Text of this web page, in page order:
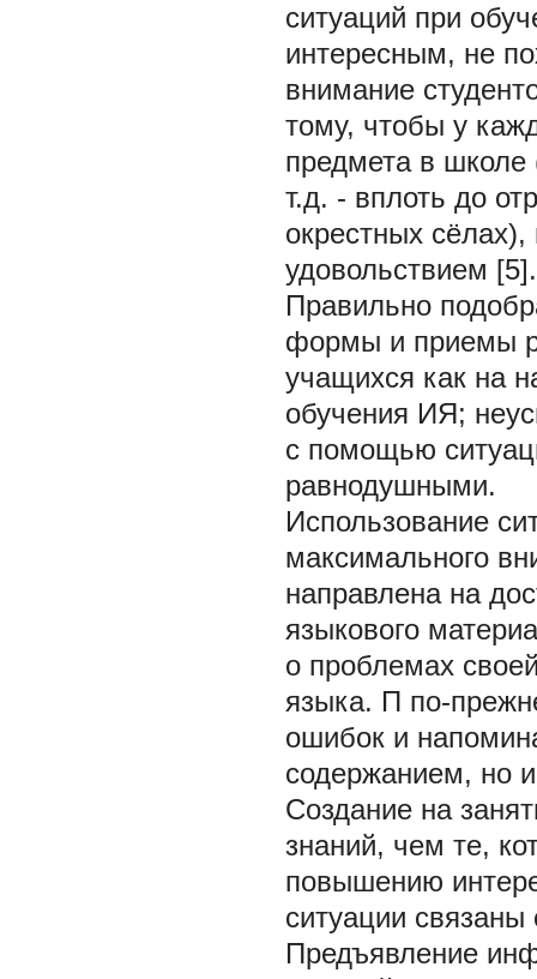
ситуаций при
интересным, не
внимание
тому, чтобы у
предмета в школе
т.д. - вплоть до
окрестных
удовольствием [5].
Правильно
формы и приемы
учащихся как на
обучения ИЯ;
с помощью
равнодушными.
Использование
максимального
направлена на
языкового
о проблемах
языка. П по-
ошибок и
содержанием, но
Создание на
знаний, чем те,
повышению
ситуации
Предъявление